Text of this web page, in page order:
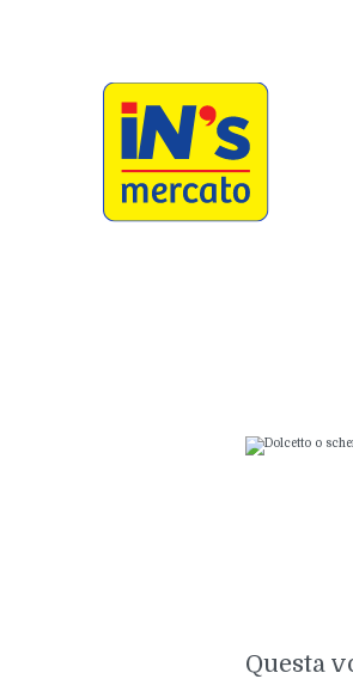
iN's
Questa